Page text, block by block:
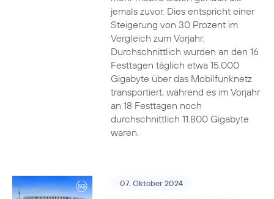
jemals zuvor. Dies entspricht einer
Steigerung von 30 Prozent im
Vergleich zum Vorjahr.
Durchschnittlich wurden an den 16
Festtagen täglich etwa 15.000
Gigabyte über das Mobilfunknetz
transportiert, während es im Vorjahr
an 18 Festtagen noch
durchschnittlich 11.800 Gigabyte
waren.
07. Oktober 2024